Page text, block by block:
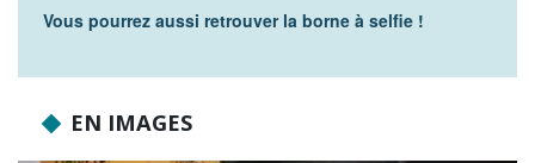
Vous pourrez aussi retrouver la borne à selfie !
EN IMAGES